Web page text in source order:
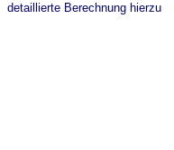
detaillierte Berechnung hierzu